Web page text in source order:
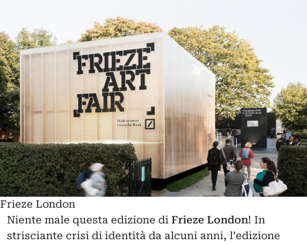
Frieze London
Niente male questa edizione di Frieze London! In
strisciante crisi di identità da alcuni anni, l’edizione